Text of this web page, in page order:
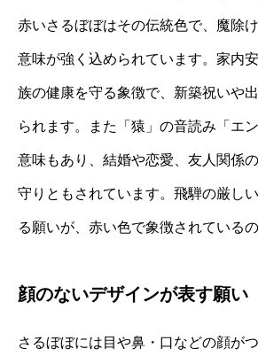
赤いさるぼぼはその伝統色で、魔除
意味が強く込められています。家内
族の健康を守る象徴で、新築祝いや
られます。また「猿」の音読み「エ
意味もあり、結婚や恋愛、友人関係
守りともされています。飛騨の厳し
る願いが、赤い色で象徴されているの
顔のないデザインが表す願い
さるぼぼには目や鼻・口などの顔が